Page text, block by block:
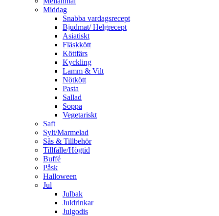
Middag
Snabba vardagsrecept
Bjudmat/ Helgrecept
Asiatiskt
Fläskkött
Köttfärs
Kyckling
Lamm & Vilt
Nötkött
Pasta
Sallad
Soppa
Vegetariskt
Saft
Sylt/Marmelad
Sås & Tillbehör
Tillfälle/Högtid
Buffé
Påsk
Halloween
Jul
Julbak
Juldrinkar
Julgodis